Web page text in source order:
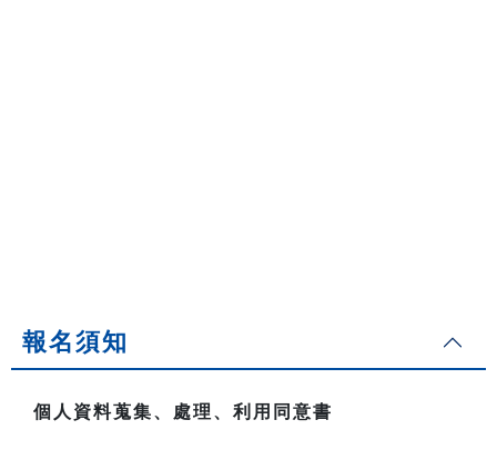
報名須知
個人資料蒐集、處理、利用同意書